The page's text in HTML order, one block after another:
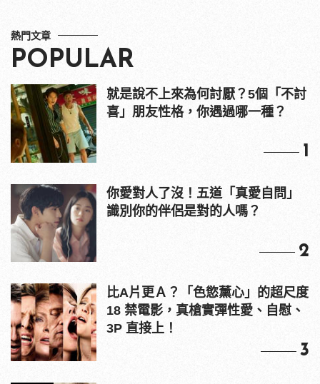
熱門文章
POPULAR
就是說不上來為何討厭？5個「不討
喜」朋友性格，你遇過哪一種？
1
你愛對人了沒！五道「真愛自問」
識別你的伴侶是對的人嗎？
2
比A片更Ａ？「色慾薰心」的超尺度
18 禁電影，真槍實彈性愛、自慰、
3P 直接上！
3